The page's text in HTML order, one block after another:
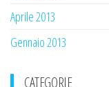
Aprile 2013
Gennaio 2013
CATEGORIE